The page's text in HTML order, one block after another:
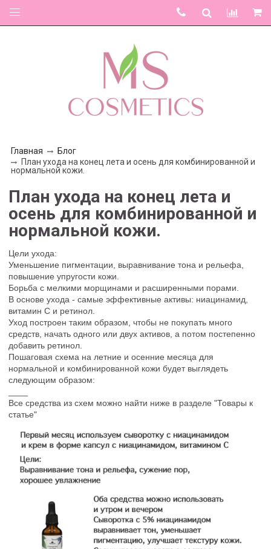
Главная
Блог
План ухода на конец лета и осень для комбинированной и
нормальной кожи.
План ухода на конец лета и
осень для комбинированной и
нормальной кожи.
Цели ухода:
Уменьшение пигментации, выравнивание тона и рельефа,
повышение упругости кожи.
Борьба с мелкими морщинами и расширенными порами.
В основе ухода - самые эффективные активы: ниацинамид,
витамин С и ретинол.
Уход построен таким образом, чтобы не покупать много
средств, начать одного или двух активов, а потом постепенно
добавить ретинол.
Пошаговая схема на летние и осенние месяца для
нормальной и комбинированной кожи будет выглядеть
следующим образом:
Все средства из схем можно найти ниже в разделе "Товары к
статье"